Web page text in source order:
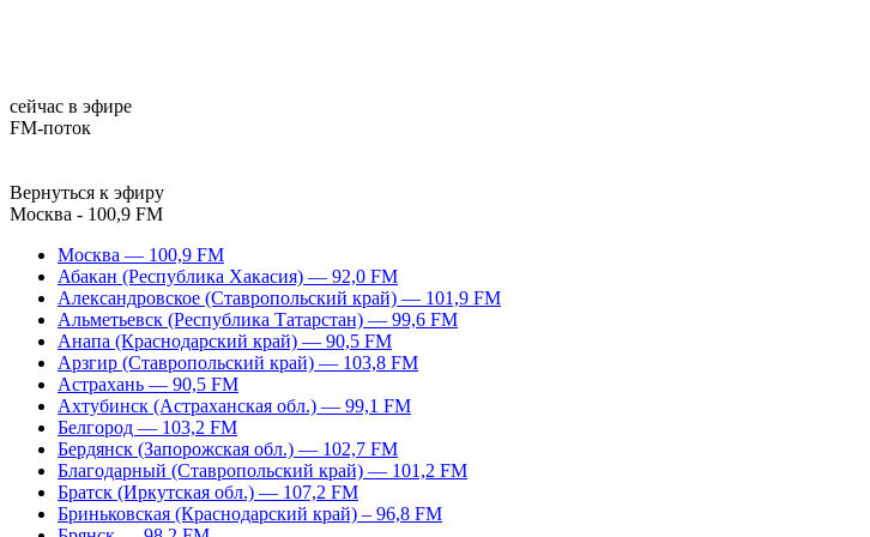
сейчас в эфире
FM-поток
Вернуться к эфиру
Москва - 100,9 FM
Москва — 100,9 FM
Абакан (Республика Хакасия) — 92,0 FM
Александровское (Ставропольский край) — 101,9 FM
Альметьевск (Республика Татарстан) — 99,6 FM
Анапа (Краснодарский край) — 90,5 FM
Арзгир (Ставропольский край) — 103,8 FM
Астрахань — 90,5 FM
Ахтубинск (Астраханская обл.) — 99,1 FM
Белгород — 103,2 FM
Бердянск (Запорожская обл.) — 102,7 FM
Благодарный (Ставропольский край) — 101,2 FM
Братск (Иркутская обл.) — 107,2 FM
Бриньковская (Краснодарский край) – 96,8 FM